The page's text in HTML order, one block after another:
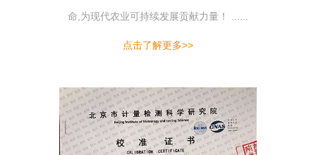
命,为现代农业可持续发展贡献力量！ ......
点击了解更多>>